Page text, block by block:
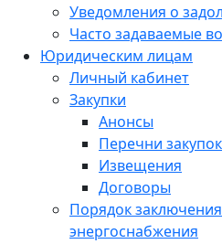
Уведомления о
Часто задаваемые
Юридическим лицам
Личный кабинет
Закупки
Анонсы
Перечни
Извещения
Договоры
Порядок
энергоснабжения